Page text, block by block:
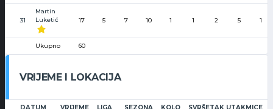
31
Martin
Luketić
17 5 7 10 1 1 2 5 1
Ukupno 60
VRIJEME I LOKACIJA